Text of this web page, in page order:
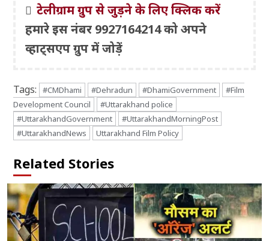
टेलीग्राम ग्रुप से जुड़ने के लिए क्लिक करें
हमारे इस नंबर 9927164214 को अपने
व्हाट्सएप ग्रुप में जोड़ें
Tags: #CMDhami #Dehradun #DhamiGovernment
#Film
Development Council
#Uttarakhand police
#UttarakhandGovernment
#UttarakhandMorningPost
#UttarakhandNews
Uttarakhand Film Policy
Related Stories